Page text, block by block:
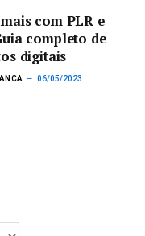
com PLR e
completo de
digitais
06/05/2023